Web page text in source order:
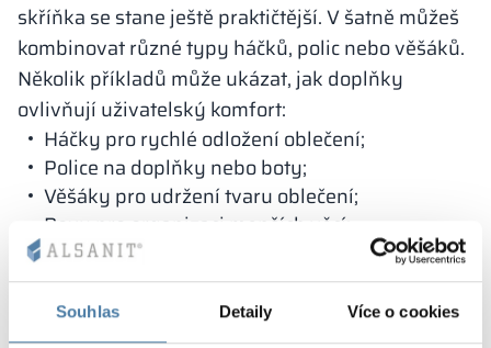
Souhlas Detaily Více o cookies
skříňka se stane ještě praktičtější. V šatně můžeš
kombinovat různé typy háčků, polic nebo věšáků.
Několik příkladů může ukázat, jak doplňky
ovlivňují uživatelský komfort:
Háčky pro rychlé odložení oblečení;
Police na doplňky nebo boty;
Věšáky pro udržení tvaru oblečení;
Boxy pro organizaci menších věcí;
Zrcadla pro kontrolu vzhledu. Doplňky musí
být pevné a dobře přístupné. Když je umístíš
správně, šatna bude působit přehledně.